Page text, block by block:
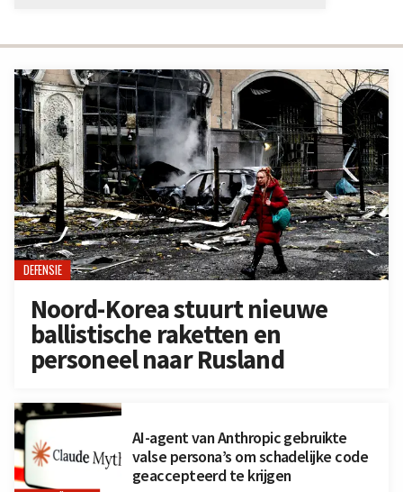
DEFENSIE
Noord-Korea stuurt nieuwe
ballistische raketten en
personeel naar Rusland
AI-agent van Anthropic gebruikte
valse persona’s om schadelijke code
geaccepteerd te krijgen